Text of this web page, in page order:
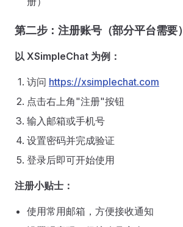
第二步：注册账号（部分平台需要）
以 XSimpleChat 为例：
访问 https://xsimplechat.com
点击右上角"注册"按钮
输入邮箱或手机号
设置密码并完成验证
登录后即可开始使用
注册小贴士：
使用常用邮箱，方便接收通知